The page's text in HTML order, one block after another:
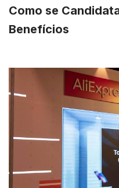
Como se
Benefícios